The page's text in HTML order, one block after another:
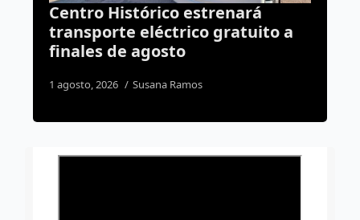
Presenta Luis Nava el
“Educational Football Program”
en Querétaro con el aval del